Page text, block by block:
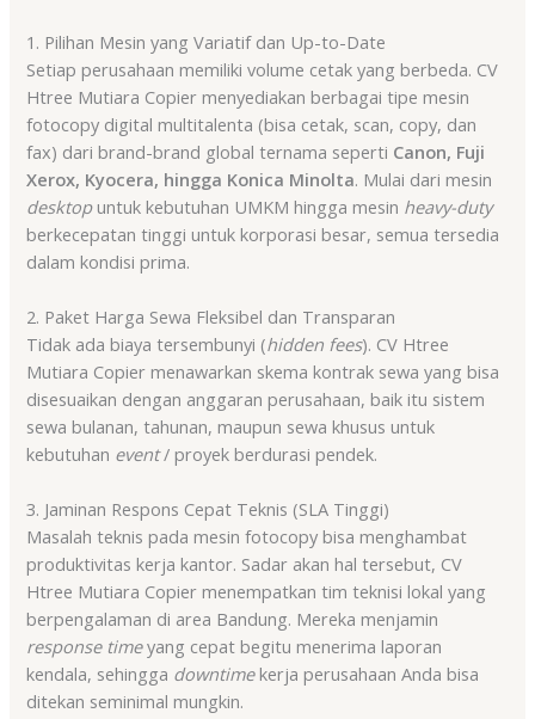
1. Pilihan Mesin yang Variatif dan Up-to-Date
Setiap perusahaan memiliki volume cetak yang berbeda. CV
Htree Mutiara Copier menyediakan berbagai tipe mesin
fotocopy digital multitalenta (bisa cetak, scan, copy, dan
fax) dari brand-brand global ternama seperti Canon, Fuji
Xerox, Kyocera, hingga Konica Minolta. Mulai dari mesin
desktopuntuk kebutuhan UMKM hingga mesin heavy-duty
berkecepatan tinggi untuk korporasi besar, semua tersedia
dalam kondisi prima.
2. Paket Harga Sewa Fleksibel dan Transparan
Tidak ada biaya tersembunyi (hidden fees). CV Htree
Mutiara Copier menawarkan skema kontrak sewa yang bisa
disesuaikan dengan anggaran perusahaan, baik itu sistem
sewa bulanan, tahunan, maupun sewa khusus untuk
kebutuhan event/ proyek berdurasi pendek.
3. Jaminan Respons Cepat Teknis (SLA Tinggi)
Masalah teknis pada mesin fotocopy bisa menghambat
produktivitas kerja kantor. Sadar akan hal tersebut, CV
Htree Mutiara Copier menempatkan tim teknisi lokal yang
berpengalaman di area Bandung. Mereka menjamin
response timeyang cepat begitu menerima laporan
kendala, sehingga downtimekerja perusahaan Anda bisa
ditekan seminimal mungkin.